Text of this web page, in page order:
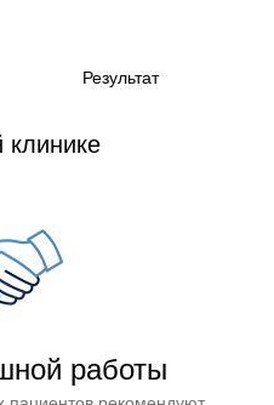
Результат
работы